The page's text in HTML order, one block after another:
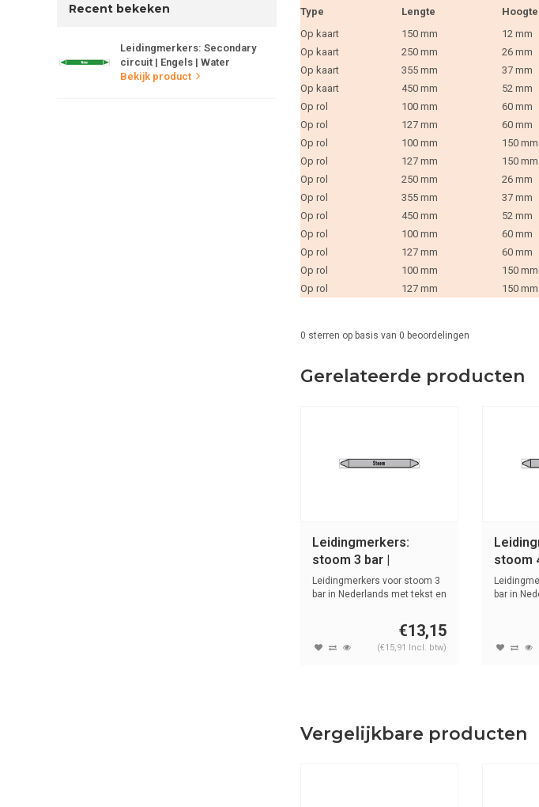
Recent bekeken
Leidingmerkers: Secondary
circuit | Engels | Water
Bekijk product
Type Lengte Hoogte
Op kaart
150 mm 12 mm
Op kaart
250 mm 26 mm
Op kaart
355 mm 37 mm
Op kaart
450 mm 52 mm
Op rol
100 mm 60 mm
Op rol
127 mm 60 mm
Op rol
100 mm 150 mm
Op rol
127 mm 150 mm
Op rol
250 mm 26 mm
Op rol
355 mm 37 mm
Op rol
450 mm 52 mm
Op rol
100 mm 60 mm
Op rol
127 mm 60 mm
Op rol
100 mm 150 mm
Op rol
127 mm 150 mm
0 sterren op basis van 0 beoordelingen
Gerelateerde producten
Leidingmerkers:
stoom 3 bar |
Nederlands | Stoom
Leidingmerkers voor stoom 3
bar in Nederlands met tekst en
€13,15
(€15,91 Incl. btw)
stoom
bar in
Vergelijkbare producten